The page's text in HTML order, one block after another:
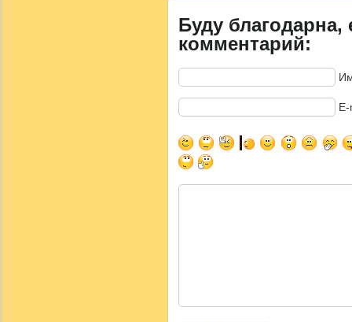
Буду благодарна,
комментарий: